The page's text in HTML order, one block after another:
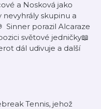
a Nosková jako
nevyhrály skupinu a
Sinner porazil Alcaraze
světové jedničky📖
dál udivuje a další
Tennis, jehož